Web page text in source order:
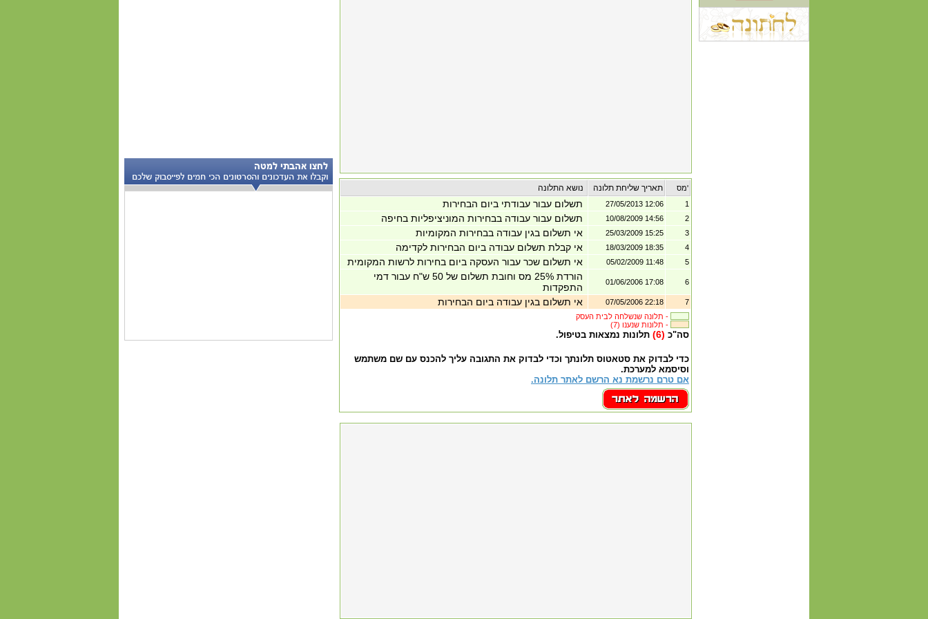
תאריך שליחת תלונה מס'
תשלום עבור עבודתי ביום הבחירות 27/05/2013 12:06 1
תשלום עבור עבודה בבחירות המוניציפליות בחיפה 10/08/2009 14:56 2
אי תשלום בגין עבודה בבחירות המקומיות 25/03/2009 15:25 3
אי קבלת תשלום עבודה ביום הבחירות לקדימה 18/03/2009 18:35 4
אי תשלום שכר עבור העסקה ביום בחירות לרשות המקומית 05/02/2009 11:48 5
הורדת 25% מס וחובת תשלום של 50 ש"ח עבור דמי
התפקדות
01/06/2006 17:08 6
אי תשלום בגין עבודה ביום הבחירות 07/05/2006 22:18
7
תלונה שנשלחה לבית העסק -
(7) תלונות שנענו -
סה"כ (6) תלונות נמצאות בטיפול.
כדי לבדוק את סטאטוס תלונתך וכדי לבדוק את התגובה עליך להכנס עם שם משתמש
וסיסמא למערכת.
אם טרם נרשמת נא הרשם לאתר תלונה.